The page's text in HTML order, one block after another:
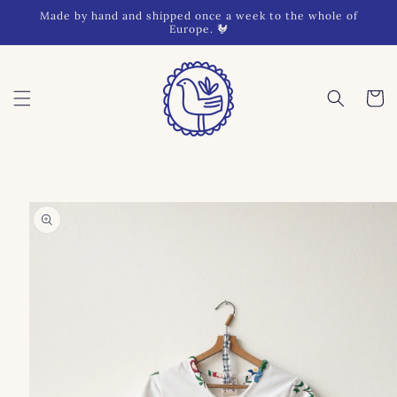
Skip to
Made by hand and shipped once a week to the whole of
Europe. 🐓
Cart
product
information